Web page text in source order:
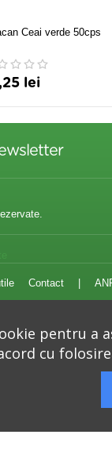
Ceai verde 50cps
lei
Contact
Autoritatea Nationala
pentru
cu